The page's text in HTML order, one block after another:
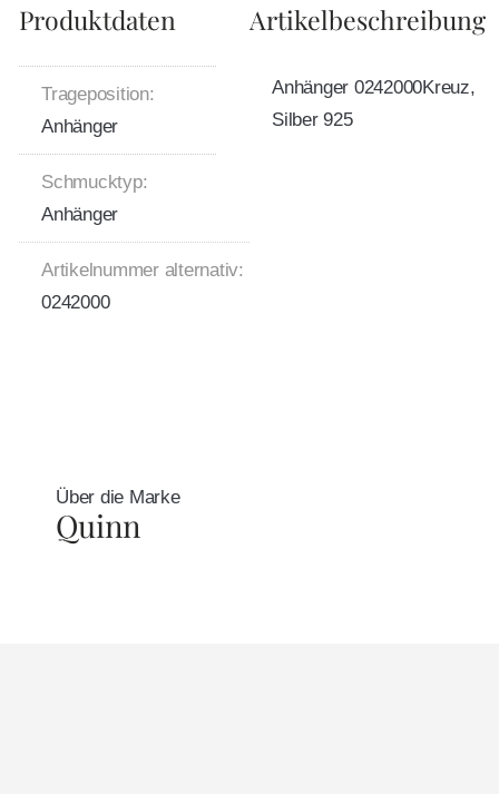
Produktdaten
Trageposition:
Anhänger
Schmucktyp:
Anhänger
Artikelnummer alternativ:
0242000
Artikelbeschreibung
Anhänger 0242000Kreuz,
Silber 925
Über die Marke
Quinn